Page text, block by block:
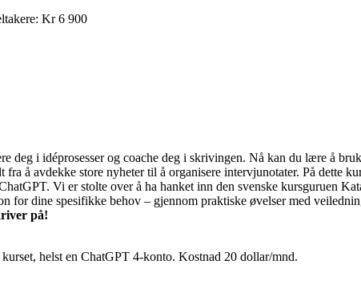
Kr 6 900
deg i idéprosesser og coache deg i skrivingen. Nå kan du lære å
å avdekke store nyheter til å organisere intervjunotater. På dette
Vi er stolte over å ha hanket inn den svenske kursguruen
for dine spesifikke behov – gjennom praktiske øvelser med
på!
helst en ChatGPT 4-konto. Kostnad 20 dollar/mnd.